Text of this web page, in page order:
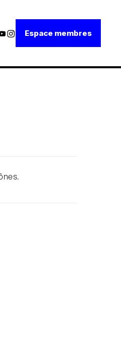
Espace membres